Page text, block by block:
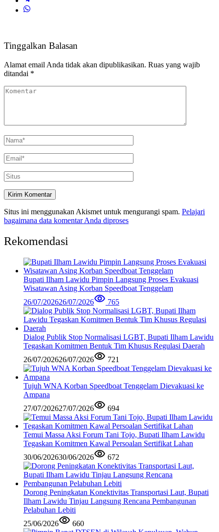
Tinggalkan Balasan
Alamat email Anda tidak akan dipublikasikan. Ruas yang wajib
ditandai *
Situs ini menggunakan Akismet untuk mengurangi spam. Pelajari
bagaimana data komentar Anda diproses
Rekomendasi
Bupati Ilham Lawidu Pimpin Langsung Proses Evakuasi
Wisatawan Asing Korban Speedboat Tenggelam
26/07/202626/07/2026 765
Dialog Publik Stop Normalisasi LGBT, Bupati Ilham Lawidu
Tegaskan Komitmen Bentuk Tim Khusus Regulasi Daerah
26/07/202626/07/2026 721
Tujuh WNA Korban Speedboat Tenggelam Dievakuasi ke
Ampana
27/07/202627/07/2026 694
Temui Massa Aksi Forum Tani Tojo, Bupati Ilham Lawidu
Tegaskan Komitmen Kawal Persoalan Sertifikat Lahan
30/06/202630/06/2026 672
Dorong Peningkatan Konektivitas Transportasi Laut, Bupati
Ilham Lawidu Tinjau Langsung Rencana Pembangunan
Pelabuhan Lebiti
25/06/2026
660